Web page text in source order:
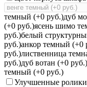
темный (+0 руб.)дуб
(+0 руб.)ясень шимо
руб.)белый
руб.)анкор темный (+0
руб.)лиственница
руб.)дуб вотан (+0 руб.)
темный (+0 руб.)
Улучшенные ролики